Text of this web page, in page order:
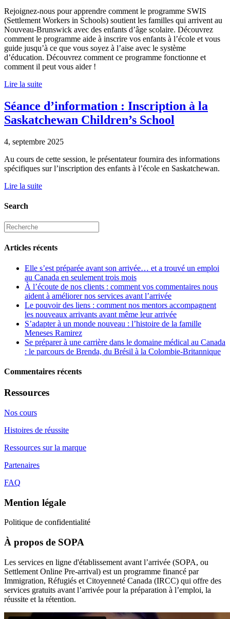
Rejoignez-nous pour apprendre comment le programme SWIS
(Settlement Workers in Schools) soutient les familles qui arrivent au
Nouveau-Brunswick avec des enfants d’âge scolaire. Découvrez
comment le programme aide à inscrire vos enfants à l’école et vous
guide jusqu’à ce que vous soyez à l’aise avec le système
d’éducation. Découvrez comment ce programme fonctionne et
comment il peut vous aider !
Lire la suite
Séance d’information : Inscription à la
Saskatchewan Children’s School
4, septembre 2025
Au cours de cette session, le présentateur fournira des informations
spécifiques sur l’inscription des enfants à l’école en Saskatchewan.
Lire la suite
Search
Articles récents
Elle s’est préparée avant son arrivée… et a trouvé un emploi
au Canada en seulement trois mois
À l’écoute de nos clients : comment vos commentaires nous
aident à améliorer nos services avant l’arrivée
Le pouvoir des liens : comment nos mentors accompagnent
les nouveaux arrivants avant même leur arrivée
S’adapter à un monde nouveau : l’histoire de la famille
Meneses Ramirez
Se préparer à une carrière dans le domaine médical au Canada
: le parcours de Brenda, du Brésil à la Colombie-Britannique
Commentaires récents
Ressources
Nos cours
Histoires de réussite
Ressources sur la marque
Partenaires
FAQ
Mention légale
Politique de confidentialité
À propos de SOPA
Les services en ligne d'établissement avant l’arrivée (SOPA, ou
Settlement Online Pre-arrival) est un programme financé par
Immigration, Réfugiés et Citoyenneté Canada (IRCC) qui offre des
services gratuits avant l’arrivée pour la préparation à l’emploi, la
réussite et la rétention.